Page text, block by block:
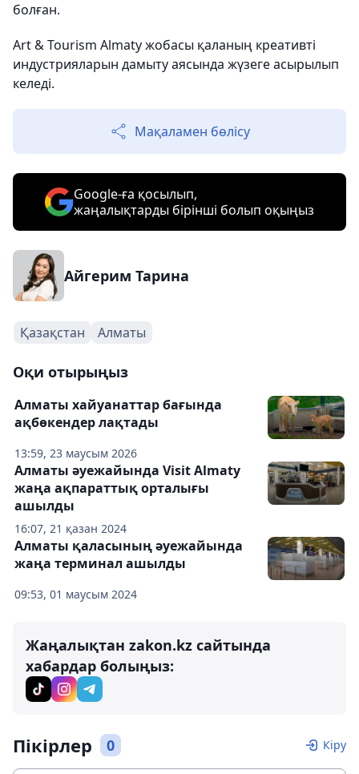
болған.
Art & Tourism Almaty жобасы қаланың креативті
индустрияларын дамыту аясында жүзеге асырылып
келеді.
Мақаламен бөлісу
Google-ға қосылып,
жаңалықтарды бірінші болып оқыңыз
Айгерим Тарина
Қазақстан Алматы
Оқи отырыңыз
13:59, 23 маусым 2026
Алматы хайуанаттар бағында
ақбөкендер лақтады
16:07, 21 қазан 2024
Алматы әуежайында Visit Almaty
жаңа ақпараттық орталығы
ашылды
09:53, 01 маусым 2024
Алматы қаласының әуежайында
жаңа терминал ашылды
Жаңалықтан zakon.kz сайтында
хабардар болыңыз:
Пікірлер 0 Кіру